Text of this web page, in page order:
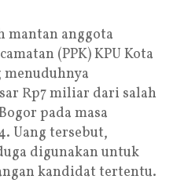
mantan anggota
(PPK) KPU Kota
menuduhnya
Rp7 miliar dari salah
pada masa
Uang tersebut,
digunakan untuk
kandidat tertentu.